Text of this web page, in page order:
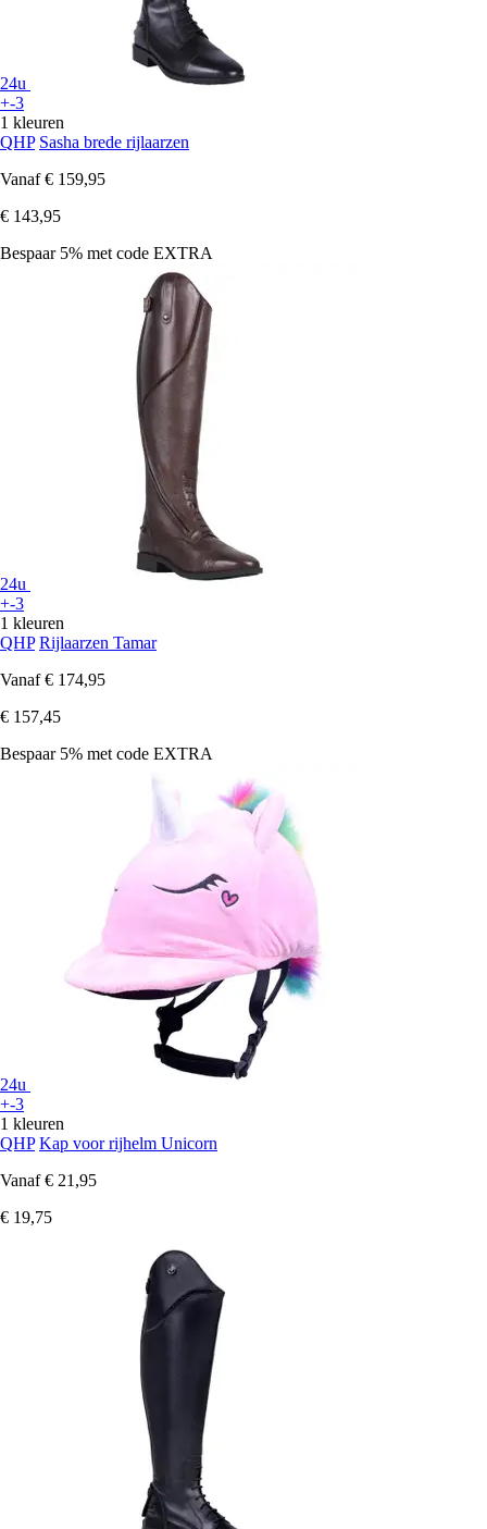
24u
+-3
1 kleuren
QHP Sasha brede rijlaarzen
Vanaf € 159,95
€ 143,95
Bespaar 5% met code EXTRA
24u
+-3
1 kleuren
QHP Rijlaarzen Tamar
Vanaf € 174,95
€ 157,45
Bespaar 5% met code EXTRA
24u
+-3
1 kleuren
QHP Kap voor rijhelm Unicorn
Vanaf € 21,95
€ 19,75